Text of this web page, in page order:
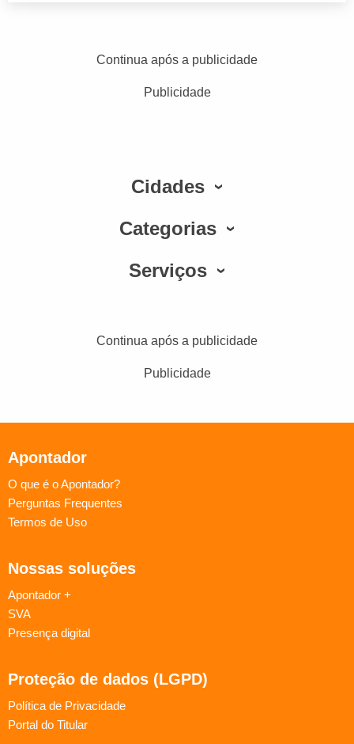
Continua após a publicidade
Publicidade
Cidades
Categorias
Serviços
Continua após a publicidade
Publicidade
Apontador
O que é o Apontador?
Perguntas Frequentes
Termos de Uso
Nossas soluções
Apontador +
SVA
Presença digital
Proteção de dados (LGPD)
Política de Privacidade
Portal do Titular